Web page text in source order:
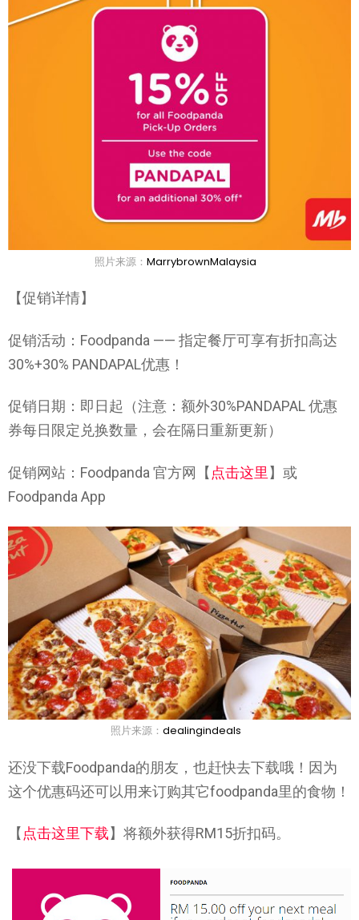
照片来源： MarrybrownMalaysia
【促销详情】
促销活动：Foodpanda —— 指定餐厅可享有折扣高达
30%+30% PANDAPAL优惠！
促销日期：即日起（注意：额外30%PANDAPAL 优惠
券每日限定兑换数量，会在隔日重新更新）
促销网站：Foodpanda 官方网【点击这里】或
Foodpanda App
照片来源： dealingindeals
还没下载Foodpanda的朋友，也赶快去下载哦！因为
这个优惠码还可以用来订购其它foodpanda里的食物！
【 点击这里下载】将额外获得RM15折扣码。